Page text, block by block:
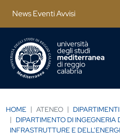
News Eventi Avvisi
HOME ATENEO
DIPARTIMENTI
DIPARTIMENTO DI INGEGNERIA
INFRASTRUTTURE E